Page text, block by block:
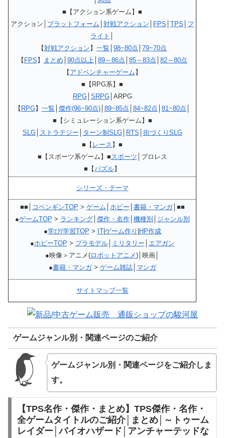
■【アクション系ゲーム】■
アクション│ プラットフォーム 対戦アクション FPS TPS
フ
ライト
【対戦アクション】 一覧 98~80点 79~70点
【FPS】 まとめ 90点以上 89～86点 85～83点 82～80点
【アドベンチャーゲーム】
■【RPG系】■
RPG│ SRPG│ARPG
【RPG】 一覧 傑作(96~90点)│ 89~85点 84~82点 81~80点
■【シミュレーション系ゲーム】■
SLG│ ストラテジー ターン制SLG│ RTS 街づくりSLG
■【 レース 】■
■【スポーツ系ゲーム】■ スポーツ │プロレス
■【パズル】
シリーズ・テーマ
■■│ コペンギンTOP > ゲーム ホビー 書籍・マンガ│■■
●ゲームTOP > ランキング│ 傑作・名作│ 機種別
ジャンル別
●学び/学習TOP > IT|ゲーム作り |HP作成
●ホビーTOP > プラモデル│ ミリタリー
エアガン
●映像＞アニメ(ロボットアニメ)│映画│
●書籍・マンガ> ゲーム雑誌│ マンガ
サイトマップ一覧
ゲームジャンル別・関連ページのご紹介
ゲームジャンル別・関連ページをご紹介しま
す。
【TPS名作・傑作・まとめ】TPS傑作・名作・
全ゲームタイトルのご紹介│まとめ│～トゥーム
レイダー│バイオハザード│アンチャーテッドな